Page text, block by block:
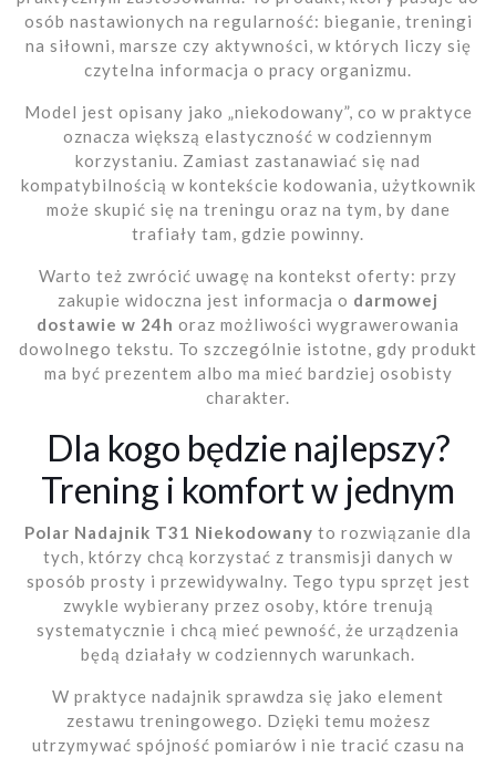
osób nastawionych na regularność: bieganie, treningi
na siłowni, marsze czy aktywności, w których liczy się
czytelna informacja o pracy organizmu.
Model jest opisany jako „niekodowany”, co w praktyce
oznacza większą elastyczność w codziennym
korzystaniu. Zamiast zastanawiać się nad
kompatybilnością w kontekście kodowania, użytkownik
może skupić się na treningu oraz na tym, by dane
trafiały tam, gdzie powinny.
Warto też zwrócić uwagę na kontekst oferty: przy
zakupie widoczna jest informacja o darmowej
dostawie w 24h oraz możliwości wygrawerowania
dowolnego tekstu. To szczególnie istotne, gdy produkt
ma być prezentem albo ma mieć bardziej osobisty
charakter.
Dla kogo będzie najlepszy?
Trening i komfort w jednym
Polar Nadajnik T31 Niekodowany to rozwiązanie dla
tych, którzy chcą korzystać z transmisji danych w
sposób prosty i przewidywalny. Tego typu sprzęt jest
zwykle wybierany przez osoby, które trenują
systematycznie i chcą mieć pewność, że urządzenia
będą działały w codziennych warunkach.
W praktyce nadajnik sprawdza się jako element
zestawu treningowego. Dzięki temu możesz
utrzymywać spójność pomiarów i nie tracić czasu na